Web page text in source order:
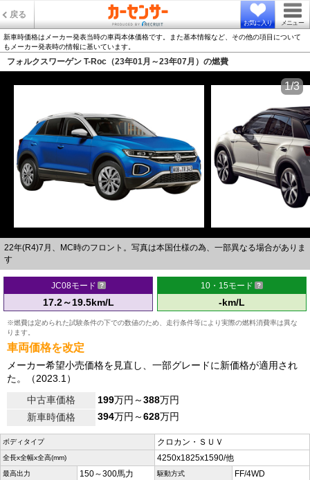
戻る
お気に入り メニュー
新車時価格はメーカー発表当時の車両本体価格です。また基本情報など、その他の項目について
もメーカー発表時の情報に基いています。
フォルクスワーゲン T-Roc（23年01月～23年07月）の燃費
22年(R4)7月、MC時のフロント。写真は本国仕様の為、一部異なる場合がありま
す
1/3
JC08モード
17.2～19.5km/L
10・15モード
-km/L
※燃費は定められた試験条件の下での数値のため、走行条件等により実際の燃料消費率は異な
ります。
車両価格を改定
メーカー希望小売価格を見直し、一部グレードに新価格が適用され
た。（2023.1）
中古車価格
199万円～388万円
新車時価格
394万円～628万円
ボディタイプ クロカン・ＳＵＶ
全長x全幅x全高(mm) 4250x1825x1590/他
最高出力 150～300馬力 駆動方式 FF/4WD